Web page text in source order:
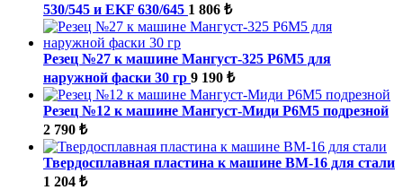
530/545 и EKF 630/645 1 806 ₺
Резец №27 к машине Мангуст-325 Р6М5 для
наружной фаски 30 гр 9 190 ₺
Резец №12 к машине Мангуст-Миди Р6М5 подрезной
2 790 ₺
Твердосплавная пластина к машине ВМ-16 для стали
1 204 ₺